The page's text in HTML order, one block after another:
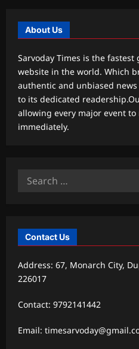
About Us
Sarvoday Times is the
website in the world. Which
authentic and unbiased
to its dedicated
allowing every major event
immediately.
Search
Contact Us
Address: 67, Monarch City,
226017
Contact: 9792141442
Email: